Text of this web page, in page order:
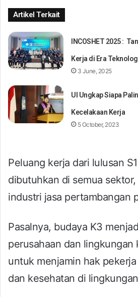
Artikel Terkait
INCOSHET 2025 :
Kerja di Era
3 June, 2025
UI Ungkap Siapa
Kecelakaan Kerja
5 October, 2023
Peluang kerja dari lulusan
dibutuhkan di semua
industri jasa pertambangan
Pasalnya, budaya K3
perusahaan dan lingkungan
untuk menjamin hak
dan kesehatan di